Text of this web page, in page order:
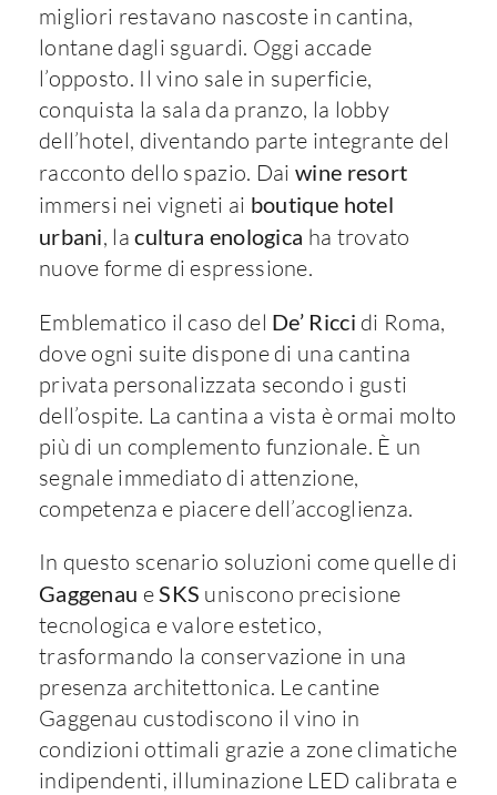
migliori restavano nascoste in cantina,
lontane dagli sguardi. Oggi accade
l’opposto. Il vino sale in superficie,
conquista la sala da pranzo, la lobby
dell’hotel, diventando parte integrante del
racconto dello spazio. Daiwine resort
immersi nei vigneti ai boutique hotel
urbani, la cultura enologica ha trovato
nuove forme di espressione.
Emblematico il caso del De’ Ricci di Roma,
dove ogni suite dispone di una cantina
privata personalizzata secondo i gusti
dell’ospite. La cantina a vista è ormai molto
più di un complemento funzionale. È un
segnale immediato di attenzione,
competenza e piacere dell’accoglienza.
In questo scenario soluzioni come quelle di
Gaggenau eSKS uniscono precisione
tecnologica e valore estetico,
trasformando la conservazione in una
presenza architettonica. Le cantine
Gaggenau custodiscono il vino in
condizioni ottimali grazie a zone climatiche
indipendenti, illuminazione LED calibrata e